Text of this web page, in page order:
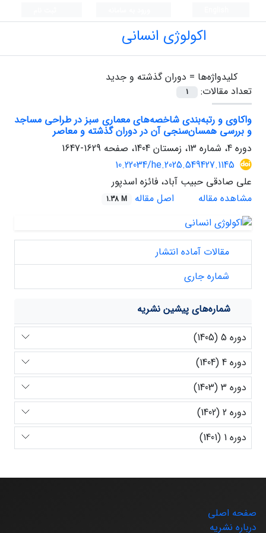
اکولوژی انسانی
کلیدواژه‌ها = دوران گذشته و جدید
تعداد مقالات:
1
واکاوی و رتبه‌بندی شاخصه‌های معماری سبز در طراحی مساجد
و بررسی همسان‌سنجی آن در دوران گذشته و معاصر
دوره 4، شماره 13، زمستان 1404، صفحه
1629-1647
10.22034/he.2025.549427.1145
علی صادقی حبیب آباد، فائزه اسدپور
مشاهده مقاله
اصل مقاله 1.38 M
مقالات آماده انتشار
شماره جاری
شماره‌های پیشین نشریه
دوره 5 (1405)
دوره 4 (1404)
دوره 3 (1403)
دوره 2 (1402)
دوره 1 (1401)
صفحه اصلی
درباره نشریه